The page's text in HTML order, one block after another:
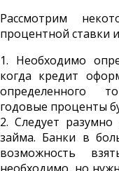
Рассмотрим
процентной ставки
1. Необходимо
когда кредит
определенного
годовые проценты
2. Следует
займа. Банки в
возможность